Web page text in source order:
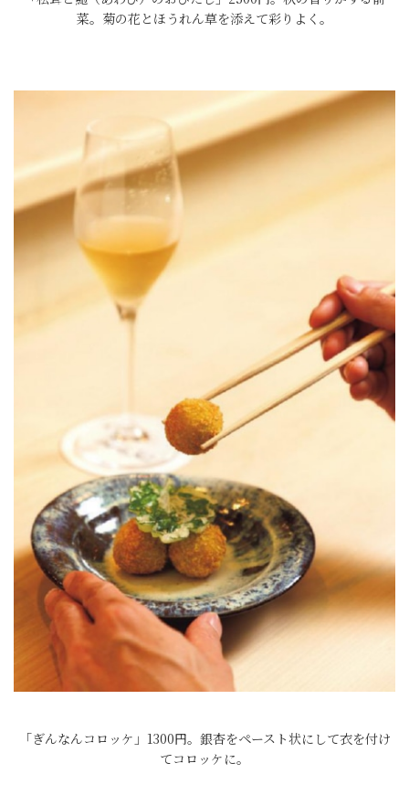
菜。菊の花とほうれん草を添えて彩りよく。
「ぎんなんコロッケ」1300円。銀杏をペースト状にして衣を付け
てコロッケに。